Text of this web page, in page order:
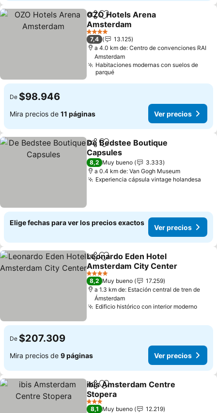
CompartirAgregar a favoritos
OZO Hotels Arena
Amsterdam
4 Estrellas
7,4
13.125
a 4.0 km de: Centro de convenciones RAI
Amsterdam
Habitaciones modernas con suelos de
parqué
De $98.946
Mira precios de 11 páginas Ver precios
CompartirAgregar a favoritos
De Bedstee Boutique
Capsules
8,2 Muy bueno
3.333
a 0.4 km de: Van Gogh Museum
Experiencia cápsula vintage holandesa
Elige fechas para ver los precios exactos
Ver precios
CompartirAgregar a favoritos
Leonardo Eden Hotel
Amsterdam City Center
4 Estrellas
8,2 Muy bueno
17.259
a 1.3 km de: Estación central de tren de
Ámsterdam
Edificio histórico con interior moderno
De $207.309
Mira precios de 9 páginas Ver precios
CompartirAgregar a favoritos
ibis Amsterdam Centre
Stopera
3 Estrellas
8,1 Muy bueno
12.219